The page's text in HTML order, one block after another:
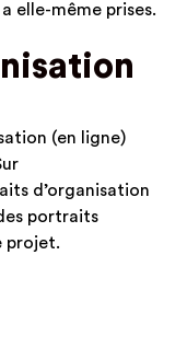
elle-même prises.
(en ligne)
d’organisation
portraits
projet.